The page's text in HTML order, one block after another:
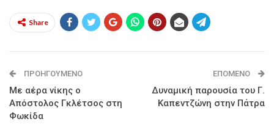
Share
ΠΡΟΗΓΟΎΜΕΝΟ
Με αέρα νίκης ο
Απόστολος Γκλέτσος στη
Φωκίδα
ΕΠΌΜΕΝΟ
Δυναμική παρουσία του Γ.
Καπεντζώνη στην Πάτρα